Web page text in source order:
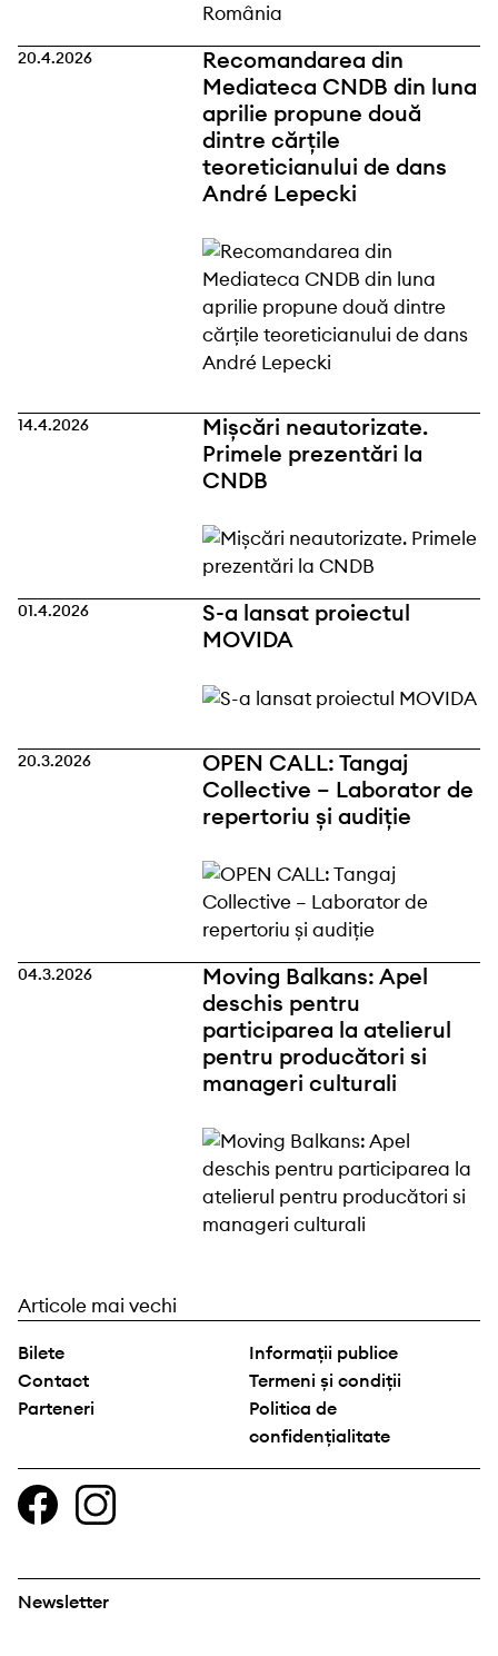
20.4.2026
Recomandarea din
Mediateca CNDB din luna
aprilie propune două
dintre cărțile
teoreticianului de dans
André Lepecki
14.4.2026
Mișcări neautorizate.
Primele prezentări la
CNDB
01.4.2026
S-a lansat proiectul
MOVIDA
20.3.2026
OPEN CALL: Tangaj
Collective – Laborator de
repertoriu și audiție
04.3.2026
Moving Balkans: Apel
deschis pentru
participarea la atelierul
pentru producători si
manageri culturali
Navigare
în
articole
Articole mai vechi
Bilete
Contact
Parteneri
Informații publice
Termeni și condiții
Politica de
confidențialitate
Newsletter